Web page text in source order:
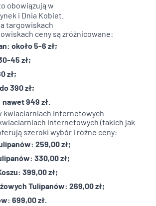
obowiązują w
i Dnia Kobiet
targowiskach
ceny są zróżnicowane:
około 5-6 zł;
45 zł;
zł;
390 zł;
949 zł.
kwiaciarniach internetowych
internetowych (takich jak
szeroki wybór i różne ceny:
259,00 zł;
330,00 zł;
399,00 zł;
Tulipanów: 269,00 zł;
699,00 zł.